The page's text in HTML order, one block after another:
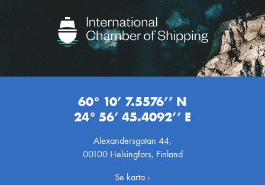
60° 10’ 7.5576’’ N
24° 56’ 45.4092’’ E
Alexandersgatan 44,
00100 Helsingfors, Finland
Se karta ›